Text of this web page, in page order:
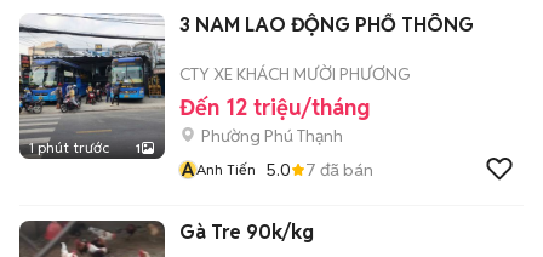
1 phút trước 1
3 NAM LAO ĐỘNG PHỔ THÔNG
CTY XE KHÁCH MƯỜI PHƯƠNG
Đến 12 triệu/tháng
Phường Phú Thạnh
AAnh Tiến 5.0 7 đã bán
Gà Tre 90k/kg